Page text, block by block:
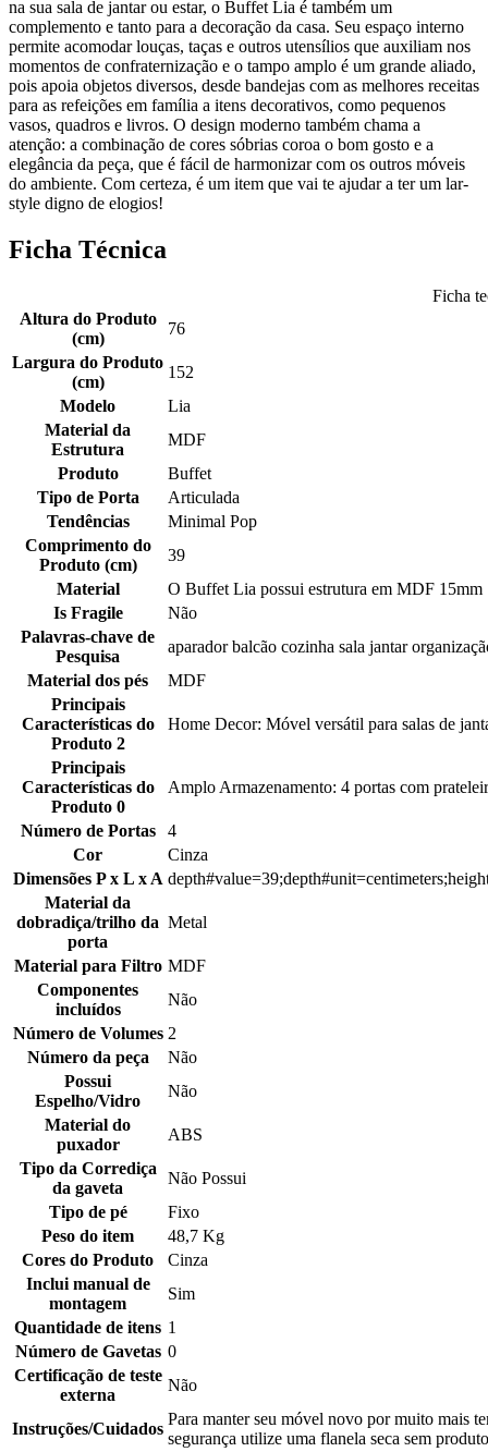
na sua sala de jantar ou estar, o Buffet Lia é também um
complemento e tanto para a decoração da casa. Seu espaço interno
permite acomodar louças, taças e outros utensílios que auxiliam nos
momentos de confraternização e o tampo amplo é um grande aliado,
pois apoia objetos diversos, desde bandejas com as melhores receitas
para as refeições em família a itens decorativos, como pequenos
vasos, quadros e livros. O design moderno também chama a
atenção: a combinação de cores sóbrias coroa o bom gosto e a
elegância da peça, que é fácil de harmonizar com os outros móveis
do ambiente. Com certeza, é um item que vai te ajudar a ter um lar-
style digno de elogios!
Ficha Técnica
Ficha
Altura do Produto
(cm)
76
Largura do Produto
(cm)
152
Modelo
Lia
Material da
Estrutura
MDF
Produto
Buffet
Tipo de Porta
Articulada
Tendências
Minimal Pop
Comprimento do
Produto (cm)
39
Material
O Buffet Lia possui estrutura em MDF 15mm
Is Fragile
Não
Palavras-chave de
Pesquisa
aparador balcão cozinha sala jantar
Material dos pés
MDF
Principais
Características do
Produto 2
Home Decor: Móvel versátil para salas de
Principais
Características do
Produto 0
Amplo Armazenamento: 4 portas com
Número de Portas
4
Cor
Cinza
Dimensões P x L x A
Material da
dobradiça/trilho da
porta
Metal
Material para Filtro MDF
Componentes
incluídos
Não
Número de Volumes 2
Número da peça
Não
Possui
Espelho/Vidro
Não
Material do
puxador
ABS
Tipo da Corrediça
da gaveta
Não Possui
Tipo de pé
Fixo
Peso do item
48,7 Kg
Cores do Produto
Cinza
Inclui manual de
montagem
Sim
Quantidade de itens 1
Número de Gavetas 0
Certificação de teste
externa
Não
Instruções/Cuidados
Para manter seu móvel novo por muito mais
segurança utilize uma flanela seca sem